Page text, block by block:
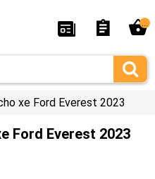
xe Ford Everest 2023
Ford Everest 2023